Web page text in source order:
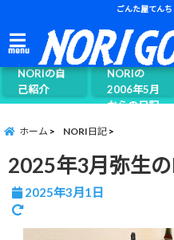
ごんた屋てん
menu
NORIの自
己紹介
ごんた屋て
んちょう
NORIの
2006年5月
からの日記
ホーム NORI日記
2025年3月弥生
2025年3月1日